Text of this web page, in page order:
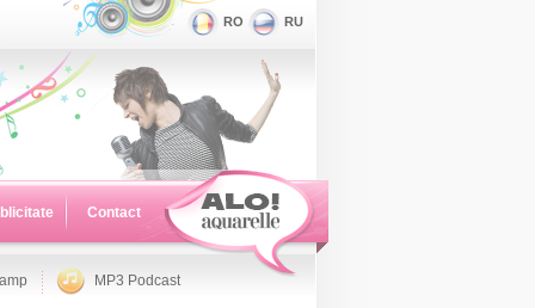
RO RU
Contact
MP3 Podcast